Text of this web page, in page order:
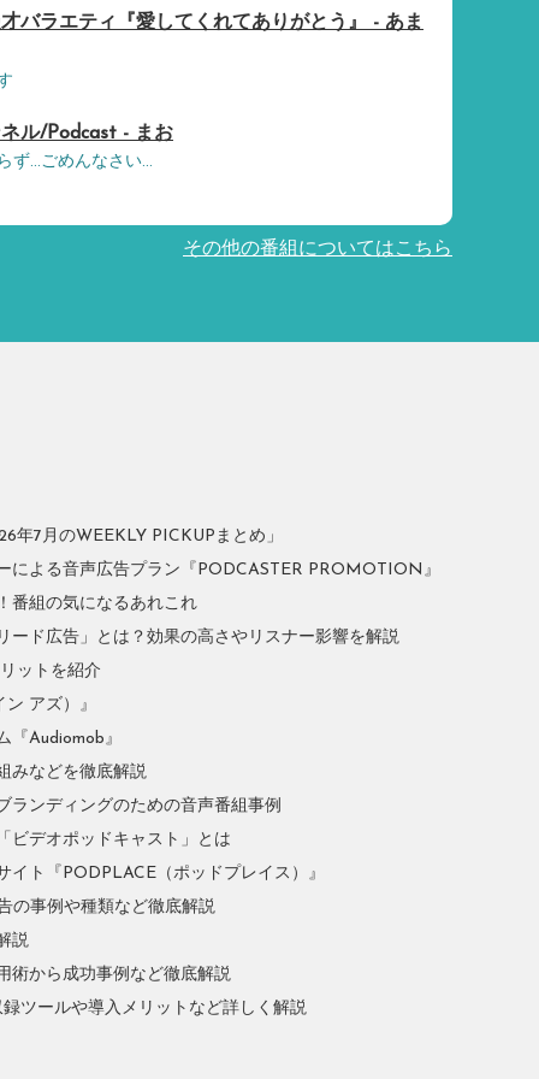
バラエティ『愛してくれてありがとう』 - あま
ル/Podcast - まお
ず…ごめんなさい…
その他の番組についてはこちら
年7月のWEEKLY PICKUPまとめ」
による音声広告プラン『PODCASTER PROMOTION』
番組の気になるあれこれ
ード広告」とは？効果の高さやリスナー影響を解説
ットを紹介
アズ）』
『Audiomob』
みなどを徹底解説
ランディングのための音声番組事例
ビデオポッドキャスト」とは
ト『PODPLACE（ポッドプレイス）』
の事例や種類など徹底解説
説
術から成功事例など徹底解説
ツールや導入メリットなど詳しく解説